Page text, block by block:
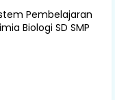
Pembelajaran
Biologi SD SMP